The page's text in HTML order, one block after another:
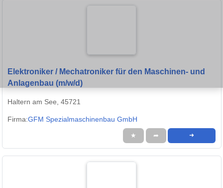
Elektroniker / Mechatroniker für den Maschinen- und
Anlagenbau (m/w/d)
Haltern am See, 45721
Firma:GFM Spezialmaschinenbau GmbH
★ ➦ ➜